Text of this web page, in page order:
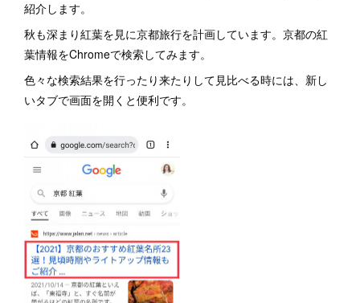
紹介します。
秋も深まり紅葉を見に京都旅行を計画しています。京都の紅
葉情報をChromeで検索してみます。
色々な検索結果を行ったり来たりして見比べる時には、新し
いタブで画面を開くと便利です。